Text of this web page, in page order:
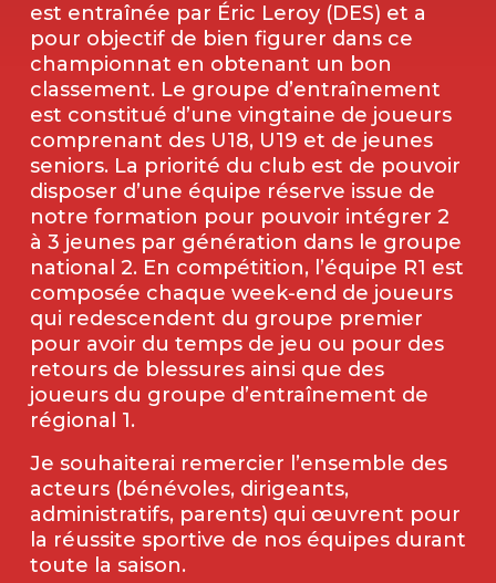
est entraînée par Éric Leroy (DES) et a
pour objectif de bien figurer dans ce
championnat en obtenant un bon
classement. Le groupe d’entraînement
est constitué d’une vingtaine de joueurs
comprenant des U18, U19 et de jeunes
seniors. La priorité du club est de pouvoir
disposer d’une équipe réserve issue de
notre formation pour pouvoir intégrer 2
à 3 jeunes par génération dans le groupe
national 2. En compétition, l’équipe R1 est
composée chaque week-end de joueurs
qui redescendent du groupe premier
pour avoir du temps de jeu ou pour des
retours de blessures ainsi que des
joueurs du groupe d’entraînement de
régional 1.
Je souhaiterai remercier l’ensemble des
acteurs (bénévoles, dirigeants,
administratifs, parents) qui œuvrent pour
la réussite sportive de nos équipes durant
toute la saison.